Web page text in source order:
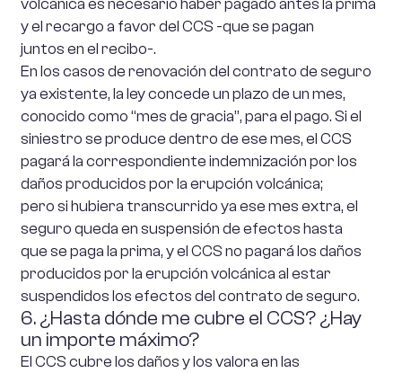
volcánica es necesario haber pagado antes la prima
y el recargo a favor del CCS -que se pagan
juntos en el recibo-.
En los casos de renovación del contrato de seguro
ya existente, la ley concede un plazo de un mes,
conocido como “mes de gracia”, para el pago. Si el
siniestro se produce dentro de ese mes, el CCS
pagará la correspondiente indemnización por los
daños producidos por la erupción volcánica;
pero si hubiera transcurrido ya ese mes extra, el
seguro queda en suspensión de efectos hasta
que se paga la prima, y el CCS no pagará los daños
producidos por la erupción volcánica al estar
suspendidos los efectos del contrato de seguro.
6. ¿Hasta dónde me cubre el CCS? ¿Hay
un importe máximo?
El CCS cubre los daños y los valora en las